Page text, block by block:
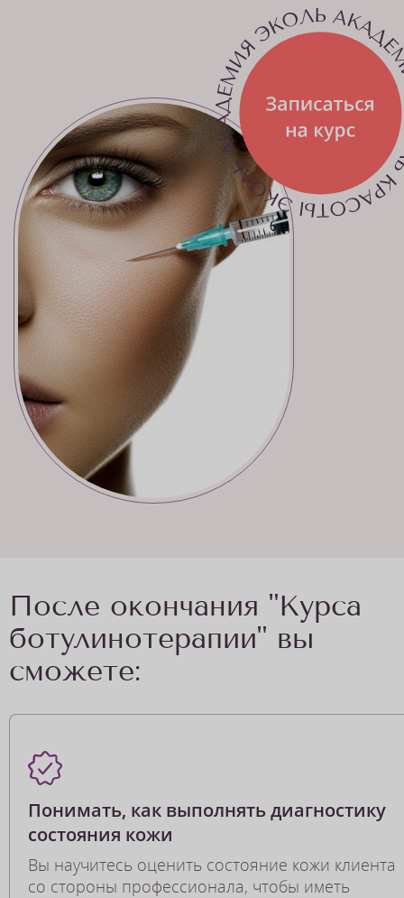
После окончания "Курса
ботулинотерапии" вы
сможете:
Понимать, как выполнять диагностику
состояния кожи
Вы научитесь оценить состояние кожи клиента
со стороны профессионала, чтобы иметь